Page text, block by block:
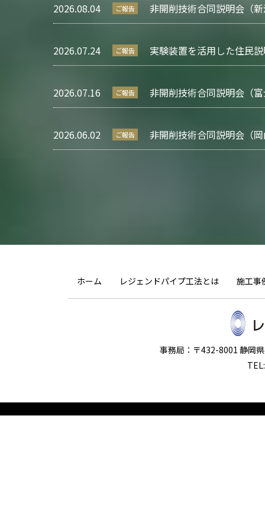
2026.08.04 ご報告 非開削技術合同説明会（
2026.07.24 ご報告 実験装置を活用した住民
2026.07.16 ご報告 非開削技術合同説明会（
2026.06.02 ご報告 非開削技術合同説明会（
ホーム レジェンドパイプ工法とは 施工事
事務局：〒432-8001 静岡